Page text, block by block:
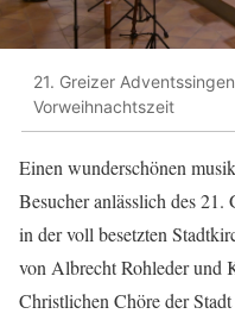
21. Greizer
Vorweihnachtszeit
Einen wunderschönen
Besucher anlässlich des 21.
in der voll besetzten
von Albrecht Rohleder und
Christlichen Chöre der